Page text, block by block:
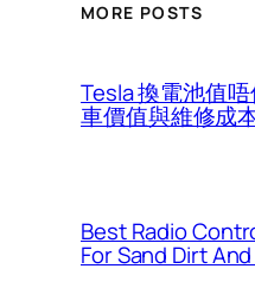
MORE POSTS
Tesla 換電池值
車價值與維修成
Best Radio
For Sand Dirt